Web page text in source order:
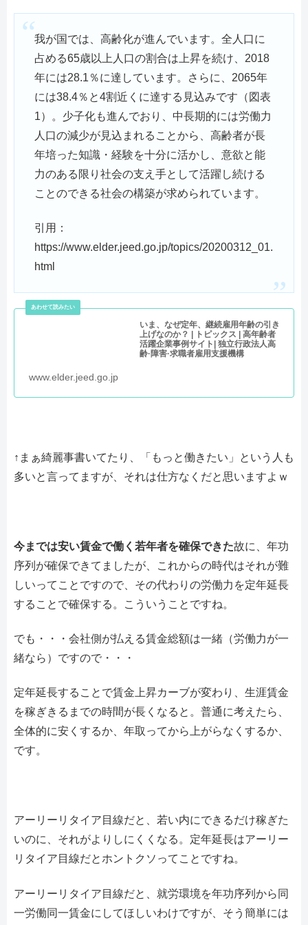
我が国では、高齢化が進んでいます。全人口に
占める65歳以上人口の割合は上昇を続け、2018
年には28.1％に達しています。さらに、2065年
には38.4％と4割近くに達する見込みです（図表
1）。少子化も進んでおり、中長期的には労働力
人口の減少が見込まれることから、高齢者が長
年培った知識・経験を十分に活かし、意欲と能
力のある限り社会の支え手として活躍し続ける
ことのできる社会の構築が求められています。
引用：
https://www.elder.jeed.go.jp/topics/20200312_01.
html
いま、なぜ定年、継続雇用年齢の引き
上げなのか？ | トピックス | 高年齢者
活躍企業事例サイト| 独立行政法人高
齢·障害·求職者雇用支援機構
www.elder.jeed.go.jp
↑まぁ綺麗事書いてたり、「もっと働きたい」という人も
多いと言ってますが、それは仕方なくだと思いますよｗ
今までは安い賃金で働く若年者を確保できた故に、年功
序列が確保できてましたが、これからの時代はそれが難
しいってことですので、その代わりの労働力を定年延長
することで確保する。こういうことですね。
でも・・・会社側が払える賃金総額は一緒（労働力が一
緒なら）ですので・・・
定年延長することで賃金上昇カーブが変わり、生涯賃金
を稼ぎきるまでの時間が長くなると。普通に考えたら、
全体的に安くするか、年取ってから上がらなくするか、
です。
アーリーリタイア目線だと、若い内にできるだけ稼ぎた
いのに、それがよりしにくくなる。定年延長はアーリー
リタイア目線だとホントクソってことですね。
アーリーリタイア目線だと、就労環境を年功序列から同
一労働同一賃金にしてほしいわけですが、そう簡単には